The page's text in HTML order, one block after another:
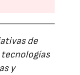
de
y